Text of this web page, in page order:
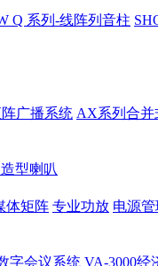
Q 系列-线阵列音柱
广播系统 AX系列合并
型喇叭
体矩阵 专业功放 电源
字会议系统 VA-3000经